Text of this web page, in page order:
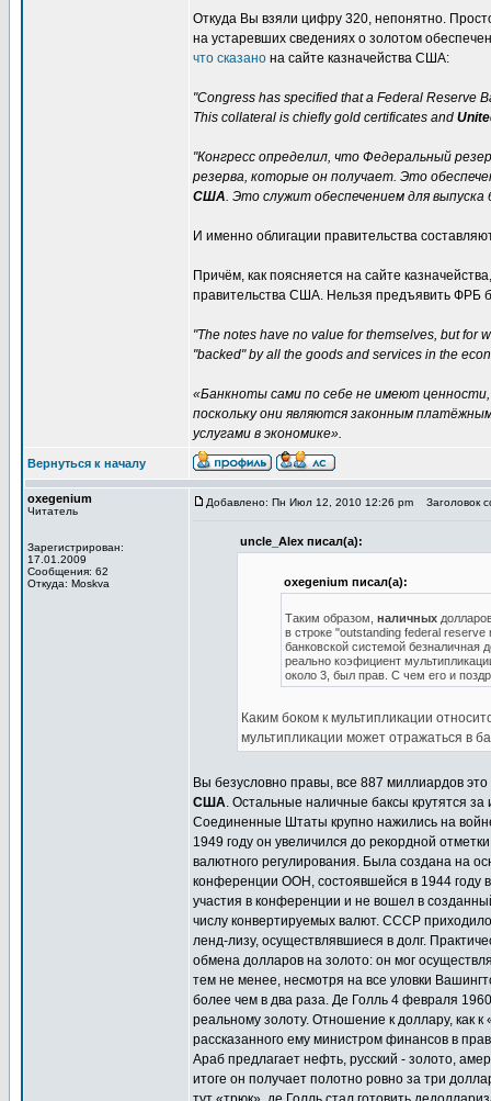
Откуда Вы взяли цифру 320, непонятно.
на устаревших сведениях о золотом
что сказано на сайте казначейства США:
"Congress has specified that a Federal Reserve
This collateral is chiefly gold certificates and
"Конгресс определил, что Федеральный
резерва, которые он получает. Это
США. Это служит обеспечением для выпуска
И именно облигации правительства
Причём, как поясняется на сайте
правительства США. Нельзя предъявить ФРБ
"The notes have no value for themselves, but for
"backed" by all the goods and services in the
«Банкноты сами по себе не имеют
поскольку они являются законным
услугами в экономике».
Вернуться к началу
oxegenium
Читатель
Зарегистрирован:
17.01.2009
Сообщения: 62
Откуда: Moskva
Добавлено: Пн Июл 12, 2010 12:26 pm Заголовок
uncle_Alex писал(а):
oxegenium писал(а):
Таким образом, наличных
в строке "outstanding federal
банковской системой безналичная
реально коэфициент
около 3, был прав. С чем его и
Каким боком к мультипликации
мультипликации может отражаться в
Вы безусловно правы, все 887 миллиардов
США. Остальные наличные баксы крутятся
Соединенные Штаты крупно нажились на
1949 году он увеличился до рекордной
валютного регулирования. Была создана на
конференции ООН, состоявшейся в 1944 году
участия в конференции и не вошел в
числу конвертируемых валют. СССР
ленд-лизу, осуществлявшиеся в долг.
обмена долларов на золото: он мог
тем не менее, несмотря на все уловки
более чем в два раза. Де Голль 4 февраля
реальному золоту. Отношение к доллару, как
рассказанного ему министром финансов в
Араб предлагает нефть, русский - золото,
итоге он получает полотно ровно за три